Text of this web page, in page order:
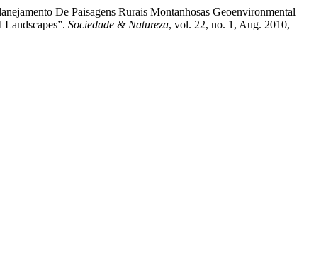
De Paisagens Rurais Montanhosas Geoenvironmental
Sociedade & Natureza, vol. 22, no. 1, Aug. 2010,